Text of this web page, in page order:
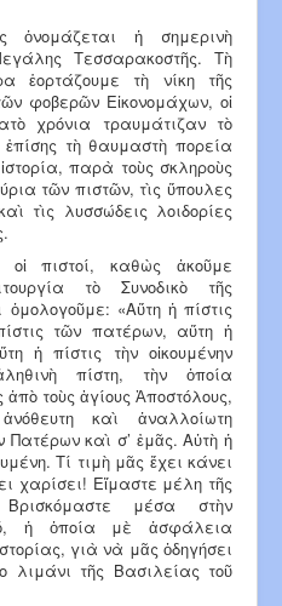
ὀνομάζεται ἡ σημερινὴ
Τεσσαρακοστῆς. Τὴ
ἑορτάζουμε τὴ νίκη τῆς
φοβερῶν Εἰκονομάχων, οἱ
χρόνια τραυμάτιζαν τὸ
τὴ θαυμαστὴ πορεία
παρὰ τοὺς σκληροὺς
τῶν πιστῶν, τὶς ὕπουλες
τὶς λυσσώδεις λοιδορίες
οἱ πιστοί, καθὼς ἀκοῦμε
τὸ Συνοδικὸ τῆς
«Αὕτη ἡ πίστις
τῶν πατέρων, αὕτη ἡ
ἡ πίστις τὴν οἰκουμένην
πίστη, τὴν ὁποία
τοὺς ἁγίους Ἀποστόλους,
καὶ ἀναλλοίωτη
καὶ σ’ ἐμᾶς. Αὐτὴ ἡ
Τί τιμὴ μᾶς ἔχει κάνει
χαρίσει! Εἴμαστε μέλη τῆς
μέσα στὴν
ἡ ὁποία μὲ ἀσφάλεια
γιὰ νὰ μᾶς ὁδηγήσει
λιμάνι τῆς Βασιλείας τοῦ